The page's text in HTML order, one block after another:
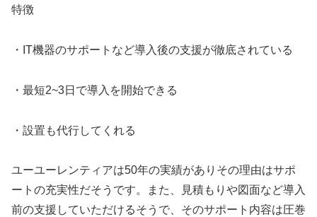
特徴
・IT機器のサポートなど導入後の支援が徹底されている
・最短2~3日で導入を開始できる
・設置も代行してくれる
ユーユーレンティアは50年の実績がありその理由はサポ
ートの充実性だそうです。また、見積もりや図面など導入
前の支援していただけるそうで、そのサポート内容は圧巻